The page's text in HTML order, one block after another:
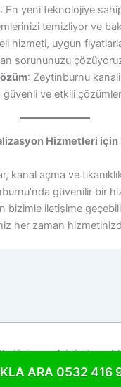
: En yeni teknolojiye
temizliyor ve
hizmeti, uygun
sorununuzu
: Zeytinburnu
güvenli ve etkili
Hizmetleri için
kanal açma ve
güvenilir bir
bizimle iletişime
her zaman
kepçe jcb bobcat
ARA 0532 416